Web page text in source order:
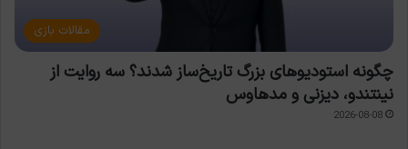
مقالات بازی
چگونه استودیوهای بزرگ تاریخ‌ساز شدند؟ سه روایت از
نینتندو، دیزنی و مدهاوس
2026-08-08